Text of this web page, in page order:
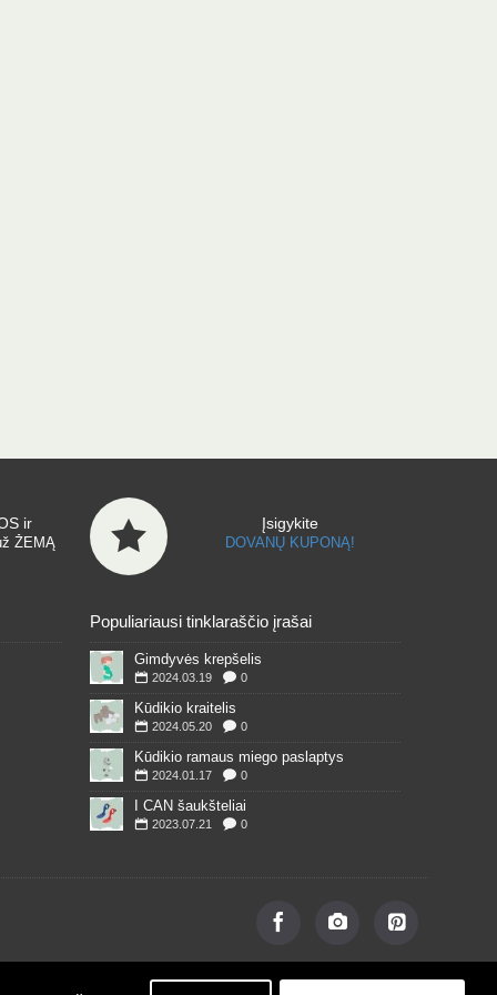
ir
ŽEMĄ
Įsigykite
DOVANŲ KUPONĄ!
Populiariausi tinklaraščio įrašai
Gimdyvės krepšelis
2024.03.19 0
Kūdikio kraitelis
2024.05.20 0
Kūdikio ramaus miego paslaptys
2024.01.17 0
I CAN šaukšteliai
2023.07.21 0